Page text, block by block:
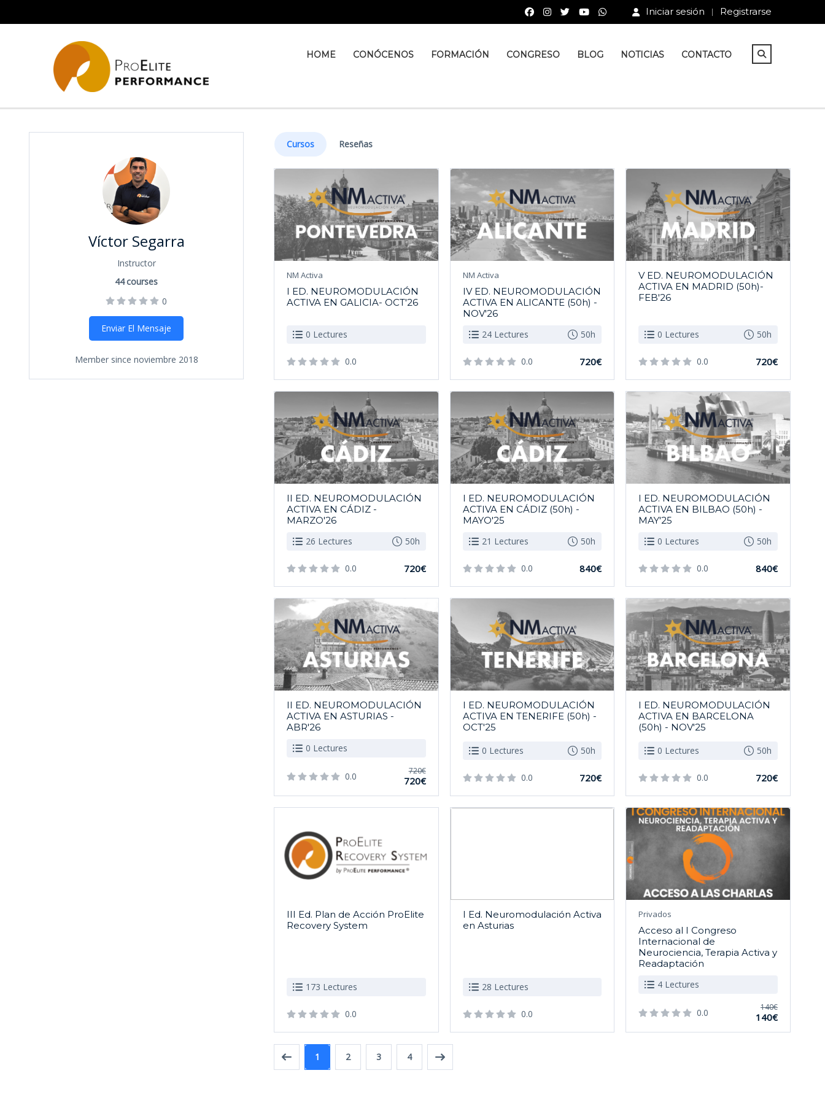
Iniciar sesión Registrarse
HOME CONÓCENOS FORMACIÓN CONGRESO BLOG NOTICIAS CONTACTO
Víctor Segarra
Instructor
44courses
0
Enviar El Mensaje
Member since noviembre 2018
Cursos Reseñas
NM Activa
I ED. NEUROMODULACIÓN
ACTIVA EN GALICIA- OCT'26
0 Lectures
0.0
NM Activa
IV ED. NEUROMODULACIÓN
ACTIVA EN ALICANTE (50h) -
NOV'26
24 Lectures
50h
0.0 720€
V ED. NEUROMODULACIÓN
ACTIVA EN MADRID (50h)-
FEB'26
0 Lectures 50h
0.0 720€
II ED. NEUROMODULACIÓN
ACTIVA EN CÁDIZ -
MARZO'26
26 Lectures
50h
0.0 720€
I ED. NEUROMODULACIÓN
ACTIVA EN CÁDIZ (50h) -
MAYO'25
21 Lectures
50h
0.0 840€
I ED. NEUROMODULACIÓN
ACTIVA EN BILBAO (50h) -
MAY'25
0 Lectures
50h
0.0 840€
II ED. NEUROMODULACIÓN
ACTIVA EN ASTURIAS -
ABR'26
0 Lectures
0.0 720€
720€
I ED. NEUROMODULACIÓN
ACTIVA EN TENERIFE (50h) -
OCT'25
0 Lectures
50h
0.0 720€
I ED. NEUROMODULACIÓN
ACTIVA EN BARCELONA
(50h) - NOV'25
0 Lectures
50h
0.0 720€
III Ed. Plan de Acción ProElite
Recovery System
173 Lectures
0.0
I Ed. Neuromodulación Activa
en Asturias
28 Lectures
0.0
Privados
Acceso al I Congreso
Internacional de
Neurociencia, Terapia Activa y
Readaptación
4 Lectures
0.0 140€
140€
1 2 3 4